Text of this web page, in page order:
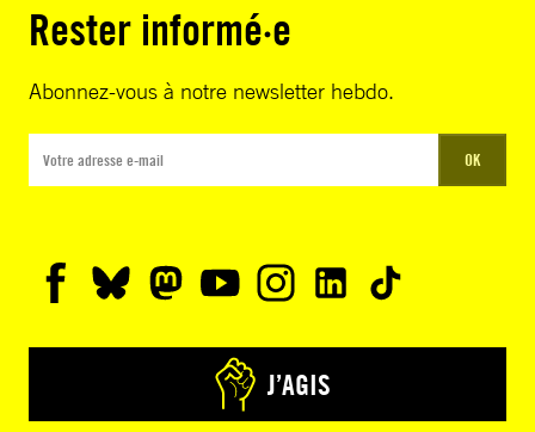
Rester informé·e
Abonnez-vous à notre newsletter hebdo.
OK
J’AGIS